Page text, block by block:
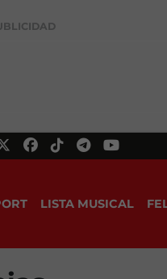
LISTA MUSICAL